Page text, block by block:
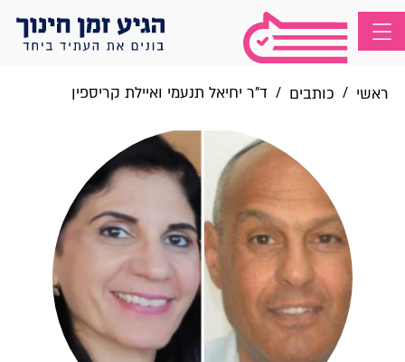
ראשי / כותבים / ד"ר יחיאל תנעמי ואיילת קריספין